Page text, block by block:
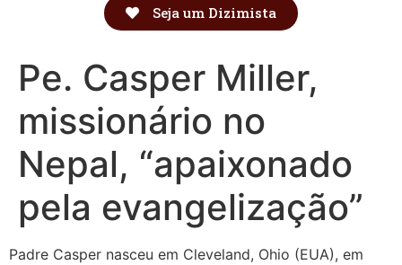
Seja um Dizimista
Pe. Casper Miller,
missionário no
Nepal, “apaixonado
pela evangelização”
Padre Casper nasceu em Cleveland, Ohio (EUA), em